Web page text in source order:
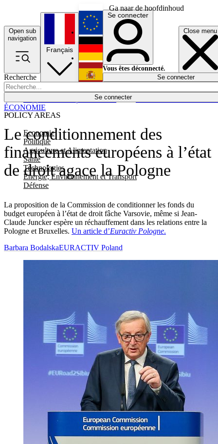
Ga naar de hoofdinhoud
Open sub
navigation
Close menu
Recherche
Se connecter
POLICY AREAS
Economie
Politique
Agriculture et Alimentation
Santé
Technologies
Energie, Environnement et Transport
Défense
Économie
Français
English
Deutsch
Español
Se connecter
Vous êtes déconnecté.
Se connecter
Le conditionnement des
financements européens à l’état
de droit agace la Pologne
La proposition de la Commission de conditionner les fonds du
budget européen à l’état de droit fâche Varsovie, même si Jean-
Claude Juncker espère un réchauffement dans les relations entre la
Pologne et Bruxelles. Un article d’Euractiv Pologne.
ÉCONOMIE
Barbara BodalskaEURACTIV Poland